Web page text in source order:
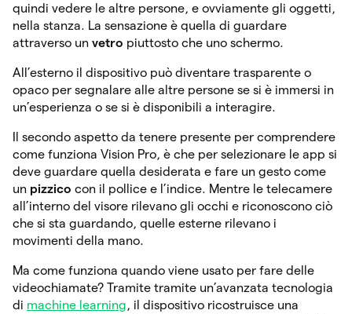
quindi vedere le altre persone, e ovviamente gli oggetti,
nella stanza. La sensazione è quella di guardare
attraverso un vetro piuttosto che uno schermo.
All’esterno il dispositivo può diventare trasparente o
opaco per segnalare alle altre persone se si è immersi in
un’esperienza o se si è disponibili a interagire.
Il secondo aspetto da tenere presente per comprendere
come funziona Vision Pro, è che per selezionare le app si
deve guardare quella desiderata e fare un gesto come
un pizzico con il pollice e l’indice. Mentre le telecamere
all’interno del visore rilevano gli occhi e riconoscono ciò
che si sta guardando, quelle esterne rilevano i
movimenti della mano.
Ma come funziona quando viene usato per fare delle
videochiamate? Tramite tramite un’avanzata tecnologia
di machine learning, il dispositivo ricostruisce una